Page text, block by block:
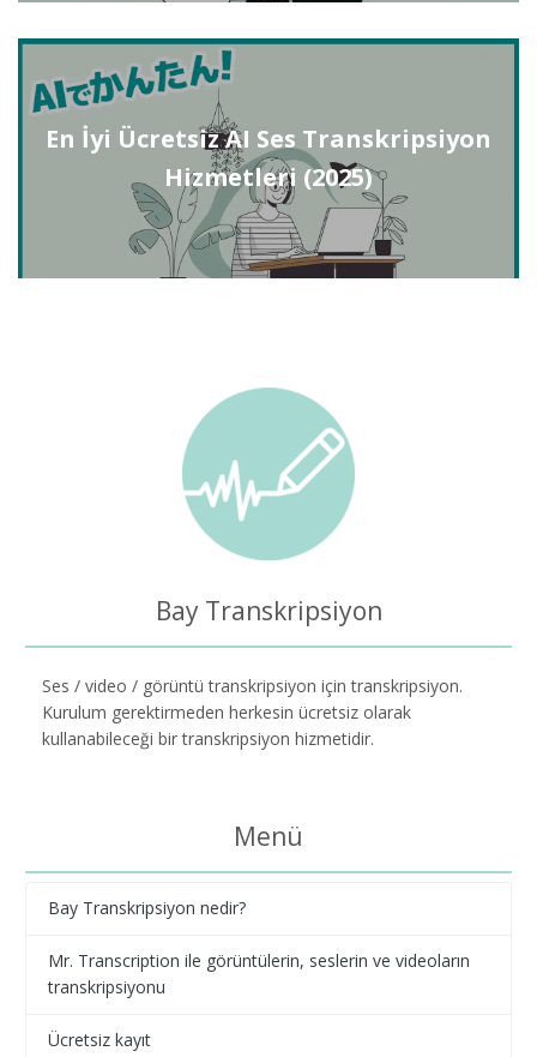
En İyi Ücretsiz AI Ses Transkripsiyon
Hizmetleri (2025)
Bay Transkripsiyon
Ses / video / görüntü transkripsiyon için transkripsiyon.
Kurulum gerektirmeden herkesin ücretsiz olarak
kullanabileceği bir transkripsiyon hizmetidir.
Menü
Bay Transkripsiyon nedir?
Mr. Transcription ile görüntülerin, seslerin ve videoların
transkripsiyonu
Ücretsiz kayıt